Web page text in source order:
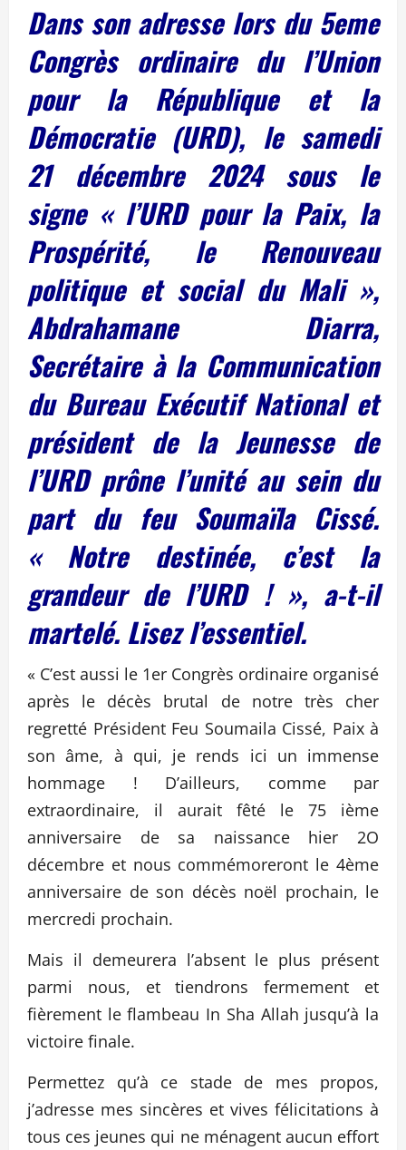
Dans son adresse lors du 5eme
Congrès ordinaire du l’Union
pour la République et la
Démocratie (URD), le samedi
21 décembre 2024 sous le
signe « l’URD pour la Paix, la
Prospérité, le Renouveau
politique et social du Mali »,
Abdrahamane Diarra,
Secrétaire à la Communication
du Bureau Exécutif National et
président de la Jeunesse de
l’URD prône l’unité au sein du
part du feu Soumaïla Cissé.
« Notre destinée, c’est la
grandeur de l’URD ! », a-t-il
martelé. Lisez l’essentiel.
« C’est aussi le 1er Congrès ordinaire organisé
après le décès brutal de notre très cher
regretté Président Feu Soumaila Cissé, Paix à
son âme, à qui, je rends ici un immense
hommage ! D’ailleurs, comme par
extraordinaire, il aurait fêté le 75 ième
anniversaire de sa naissance hier 2O
décembre et nous commémoreront le 4ème
anniversaire de son décès noël prochain, le
mercredi prochain.
Mais il demeurera l’absent le plus présent
parmi nous, et tiendrons fermement et
fièrement le flambeau In Sha Allah jusqu’à la
victoire finale.
Permettez qu’à ce stade de mes propos,
j’adresse mes sincères et vives félicitations à
tous ces jeunes qui ne ménagent aucun effort